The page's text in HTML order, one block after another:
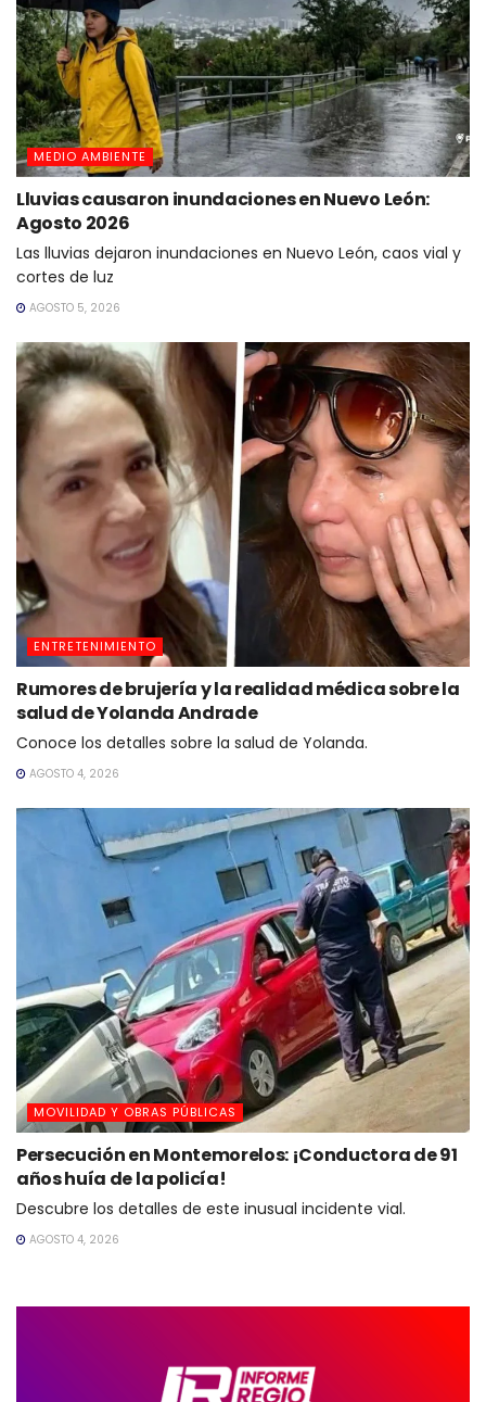
MEDIO AMBIENTE
Lluvias causaron inundaciones en Nuevo León:
Agosto 2026
Las lluvias dejaron inundaciones en Nuevo León, caos vial y
cortes de luz
AGOSTO 5, 2026
ENTRETENIMIENTO
Rumores de brujería y la realidad médica sobre la
salud de Yolanda Andrade
Conoce los detalles sobre la salud de Yolanda.
AGOSTO 4, 2026
MOVILIDAD Y OBRAS PÚBLICAS
Persecución en Montemorelos: ¡Conductora de 91
años huía de la policía!
Descubre los detalles de este inusual incidente vial.
AGOSTO 4, 2026